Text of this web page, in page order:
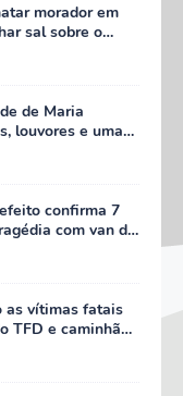
morador em
sal sobre o
de Maria
louvores e uma
lado da família
confirma 7
com van do
luto oficial
as vítimas fatais
TFD e caminhão